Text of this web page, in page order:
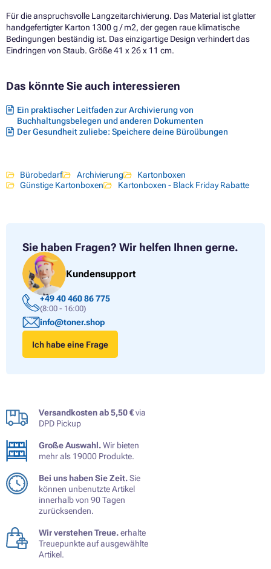
Für die anspruchsvolle Langzeitarchivierung. Das Material ist glatter
handgefertigter Karton 1300 g / m2, der gegen raue klimatische
Bedingungen beständig ist. Das einzigartige Design verhindert das
Eindringen von Staub. Größe 41 x 26 x 11 cm.
Das könnte Sie auch interessieren
Ein praktischer Leitfaden zur Archivierung von
Buchhaltungsbelegen und anderen Dokumenten
Der Gesundheit zuliebe: Speichere deine Büroübungen
Bürobedarf Archivierung
Kartonboxen
Günstige Kartonboxen
Kartonboxen - Black Friday Rabatte
Sie haben Fragen? Wir helfen Ihnen gerne.
Kundensupport
+49 40 460 86 775
(8:00 - 16:00)
info@toner.shop
Ich habe eine Frage
Versandkosten ab 5,50 €via
DPD Pickup
Große Auswahl.Wir bieten
mehr als 19000 Produkte.
Bei uns haben Sie Zeit.Sie
können unbenutzte Artikel
innerhalb von 90 Tagen
zurücksenden.
Wir verstehen Treue.erhalte
Treuepunkte auf ausgewählte
Artikel.